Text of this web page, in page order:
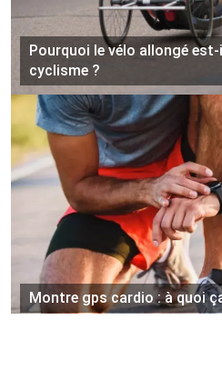
Pourquoi le vélo allongé
cyclisme ?
Montre gps cardio : à quoi